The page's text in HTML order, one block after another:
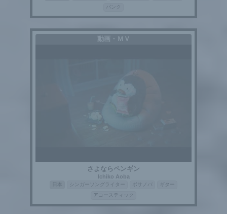
パンク
動画・ＭＶ
さよならペンギン
Ichiko Aoba
シンガーソングライター ボサノバ
ギター
アコースティック